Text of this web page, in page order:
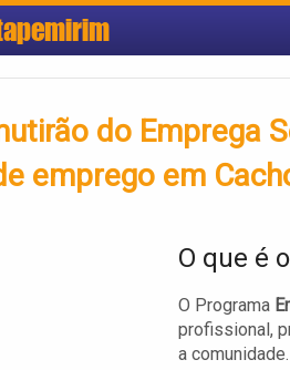
do Emprega
emprego em
O que é
O Programa
profissional,
a